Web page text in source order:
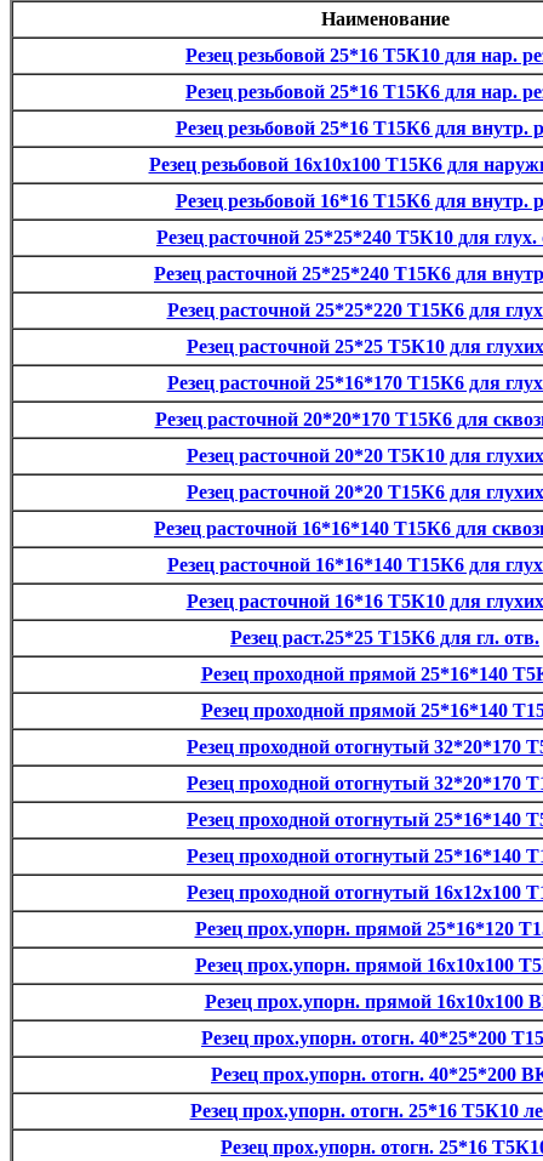
Наименование
Резец резьбовой 25*16 Т5К10 для нар.
Резец резьбовой 25*16 Т15К6 для нар.
Резец резьбовой 25*16 Т15К6 для внутр.
Резец резьбовой 16х10х100 Т15К6 для
Резец резьбовой 16*16 Т15К6 для внутр.
Резец расточной 25*25*240 Т5К10 для глух.
Резец расточной 25*25*240 Т15К6 для
Резец расточной 25*25*220 Т15К6 для
Резец расточной 25*25 Т5К10 для
Резец расточной 25*16*170 Т15К6 для
Резец расточной 20*20*170 Т15К6 для
Резец расточной 20*20 Т5К10 для
Резец расточной 20*20 Т15К6 для
Резец расточной 16*16*140 Т15К6 для
Резец расточной 16*16*140 Т15К6 для
Резец расточной 16*16 Т5К10 для
Резец раст.25*25 Т15К6 для гл. отв.
Резец проходной прямой 25*16*140
Резец проходной прямой 25*16*140
Резец проходной отогнутый 32*20*170
Резец проходной отогнутый 32*20*170
Резец проходной отогнутый 25*16*140
Резец проходной отогнутый 25*16*140
Резец проходной отогнутый 16х12х100
Резец прох.упорн. прямой 25*16*120
Резец прох.упорн. прямой 16х10х100
Резец прох.упорн. прямой 16х10х100
Резец прох.упорн. отогн. 40*25*200
Резец прох.упорн. отогн. 40*25*200
Резец прох.упорн. отогн. 25*16 Т5К10
Резец прох.упорн. отогн. 25*16